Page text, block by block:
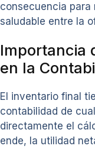
consecuencia para
saludable entre la
Importancia
en la
El inventario final
contabilidad de
directamente el
ende, la utilidad